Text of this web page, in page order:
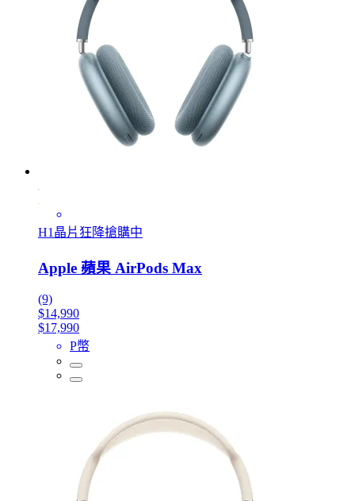
H1晶片狂降搶購中
Apple 蘋果 AirPods Max
(9)
$14,990
$17,990
P幣